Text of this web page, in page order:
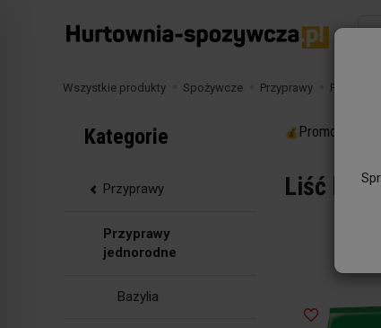
Wszystkie produkty Spożywcze Przyprawy
Promocje
Liść
Kategorie
Przyprawy
Przyprawy
jednorodne
Bazylia